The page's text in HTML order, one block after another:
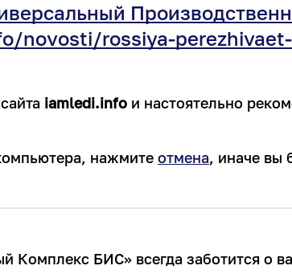
novosti/rossiya-
iamledi.info и настоятельно
нажмите отмена, иначе вы
БИС» всегда заботится о